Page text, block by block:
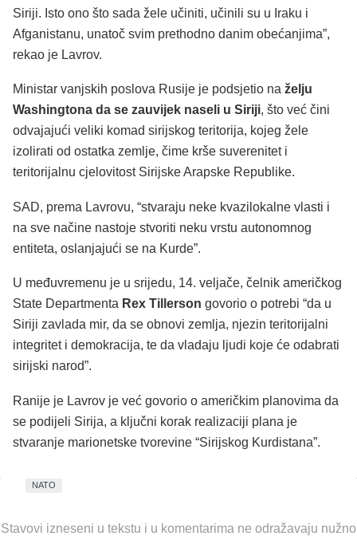
Siriji. Isto ono što sada žele učiniti, učinili su u Iraku i
Afganistanu, unatoč svim prethodno danim obećanjima”,
rekao je Lavrov.
Ministar vanjskih poslova Rusije je podsjetio na želju
Washingtona da se zauvijek naseli u Siriji, što već čini
odvajajući veliki komad sirijskog teritorija, kojeg žele
izolirati od ostatka zemlje, čime krše suverenitet i
teritorijalnu cjelovitost Sirijske Arapske Republike.
SAD, prema Lavrovu, “stvaraju neke kvazilokalne vlasti i
na sve načine nastoje stvoriti neku vrstu autonomnog
entiteta, oslanjajući se na Kurde”.
U međuvremenu je u srijedu, 14. veljače, čelnik američkog
State Departmenta Rex Tillerson govorio o potrebi “da u
Siriji zavlada mir, da se obnovi zemlja, njezin teritorijalni
integritet i demokracija, te da vladaju ljudi koje će odabrati
sirijski narod”.
Ranije je Lavrov je već govorio o američkim planovima da
se podijeli Sirija, a ključni korak realizaciji plana je
stvaranje marionetske tvorevine “Sirijskog Kurdistana”.
NATO
Stavovi izneseni u tekstu i u komentarima ne odražavaju nužno